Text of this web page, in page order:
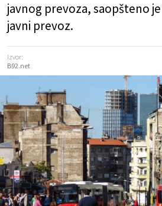
javnog prevoza, saopšteno
javni prevoz.
Izvor:
B92.net